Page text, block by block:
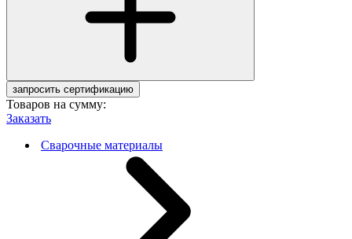
запросить сертификацию
Товаров на сумму:
Заказать
Сварочные материалы